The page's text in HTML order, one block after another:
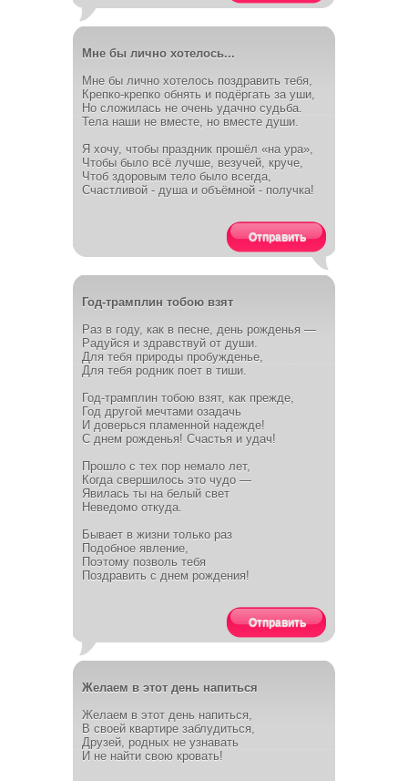
Мне бы лично хотелось...
Мне бы лично хотелось поздравить тебя,
Крепко-крепко обнять и подёргать за уши,
Но сложилась не очень удачно судьба.
Тела наши не вместе, но вместе души.
Я хочу, чтобы праздник прошёл «на ура»,
Чтобы было всё лучше, везучей, круче,
Чтоб здоровым тело было всегда,
Счастливой - душа и объёмной - получка!
Отправить
Год-трамплин тобою взят
Раз в году, как в песне, день рожденья —
Радуйся и здравствуй от души.
Для тебя природы пробужденье,
Для тебя родник поет в тиши.
Год-трамплин тобою взят, как прежде,
Год другой мечтами озадачь
И доверься пламенной надежде!
С днем рожденья! Счастья и удач!
Прошло с тех пор немало лет,
Когда свершилось это чудо —
Явилась ты на белый свет
Неведомо откуда.
Бывает в жизни только раз
Подобное явление,
Поэтому позволь тебя
Поздравить с днем рождения!
Отправить
Желаем в этот день напиться
Желаем в этот день напиться,
В своей квартире заблудиться,
Друзей, родных не узнавать
И не найти свою кровать!